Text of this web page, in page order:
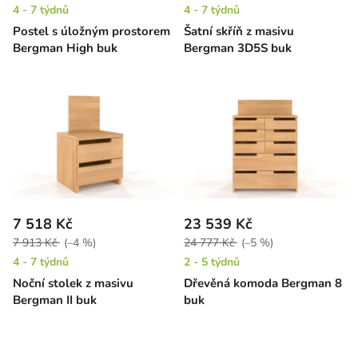
Postel s úložným prostorem
Bergman High buk
4 - 7 týdnů
Šatní skříň z masivu
Bergman 3D5S buk
4 - 7 týdnů
Noční stolek z masivu
Bergman II buk
7 518 Kč
7 913 Kč (–4 %)
4 - 7 týdnů
Dřevěná komoda Bergman 8
buk
23 539 Kč
24 777 Kč (–5 %)
2 - 5 týdnů